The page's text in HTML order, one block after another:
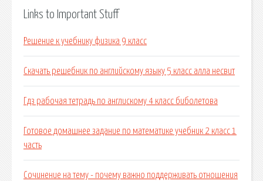
Links to Important Stuff
Решение к учебнику физика 9 класс
Скачать решебник по английскому языку 5 класс алла несвит
Гдз рабочая тетрадь по англискому 4 класс биболетова
Готовое домашнее задание по математике учебник 2 класс 1
часть
Сочинение на тему - почему важно поддерживать отношения